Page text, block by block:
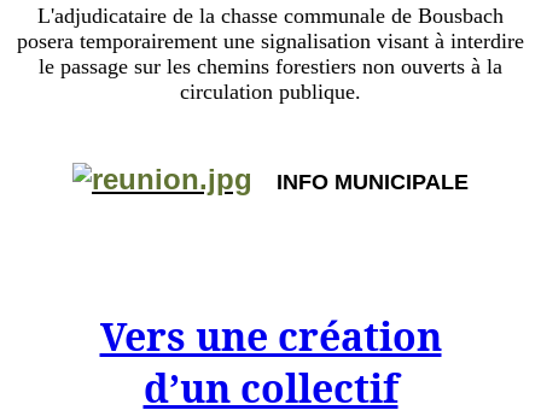
L'adjudicataire de la chasse communale de Bousbach
posera temporairement une signalisation visant à interdire
le passage sur les chemins forestiers non ouverts à la
circulation publique.
INFO MUNICIPALE
Vers une création
d’un collectif